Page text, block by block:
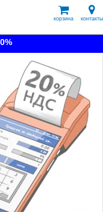
корзина контакты